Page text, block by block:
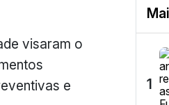
visaram o
e
1